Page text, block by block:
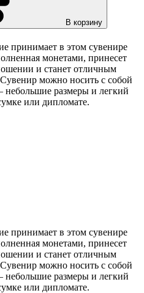
В корзину
принимает в этом сувенире
монетами, принесет
и станет отличным
можно носить с собой
небольшие размеры и легкий
или дипломате.
принимает в этом сувенире
монетами, принесет
и станет отличным
можно носить с собой
небольшие размеры и легкий
или дипломате.